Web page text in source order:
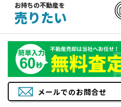
お持ちの不動産を
売りたい
メールでのお問合せ